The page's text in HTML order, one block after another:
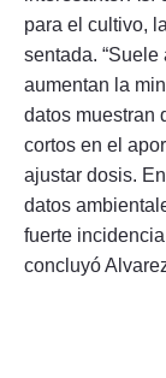
para el cultivo,
sentada.
aumentan la
datos muestran
cortos en el
ajustar dosis.
datos
fuerte
concluyó